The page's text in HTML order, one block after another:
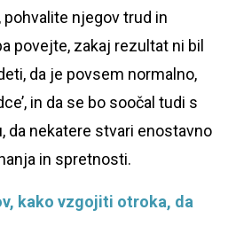
njegov trud in
povejte, zakaj rezultat ni bil
da je povsem normalno,
in da se bo soočal tudi s
da nekatere stvari enostavno
in spretnosti.
kako vzgojiti otroka, da